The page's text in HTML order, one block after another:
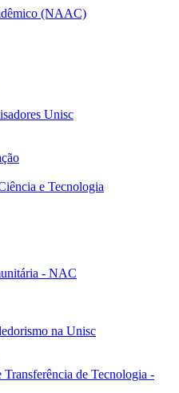
(NAAC)
Unisc
e Tecnologia
- NAC
na Unisc
de Tecnologia -